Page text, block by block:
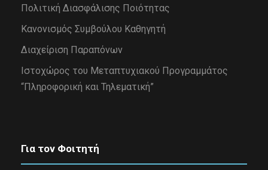
Πολιτική Διασφάλισης Ποιότητας
Κανονισμός Συμβούλου Καθηγητή
Διαχείριση Παραπόνων
Iστοχώρος του Μεταπτυχιακού Προγραμμάτος
“Πληροφορική και Τηλεματική”
Για τον Φοιτητή